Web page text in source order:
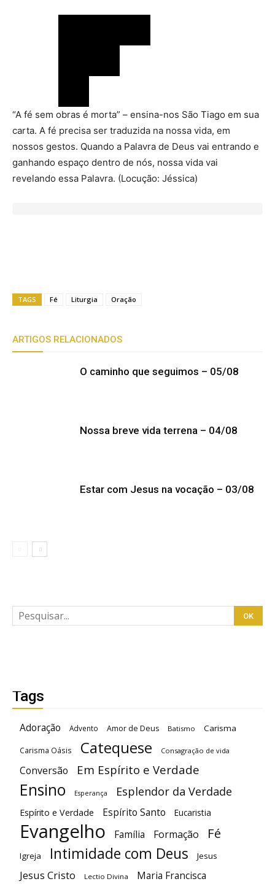
“A fé sem obras é morta” – ensina-nos São Tiago em sua
carta. A fé precisa ser traduzida na nossa vida, em
nossos gestos. Quando a Palavra de Deus vai entrando e
ganhando espaço dentro de nós, nossa vida vai
revelando essa Palavra. (Locução: Jéssica)
TAGS Fé Liturgia Oração
ARTIGOS RELACIONADOS
O caminho que seguimos – 05/08
Nossa breve vida terrena – 04/08
Estar com Jesus na vocação – 03/08
Tags
Adoração Advento Amor de Deus Batismo Carisma
Carisma Oásis Catequese Consagração de vida
Conversão Em Espírito e Verdade
Ensino Esperança Esplendor da Verdade
Espírito e Verdade Espírito Santo Eucaristia
Evangelho Família Formação Fé
Igreja Intimidade com Deus Jesus
Jesus Cristo Lectio Divina Maria Francisca